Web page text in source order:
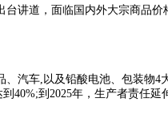
道，面临国内外大宗商品价
车,以及铅酸电池、包装物4
40%;到2025年，生产者责任